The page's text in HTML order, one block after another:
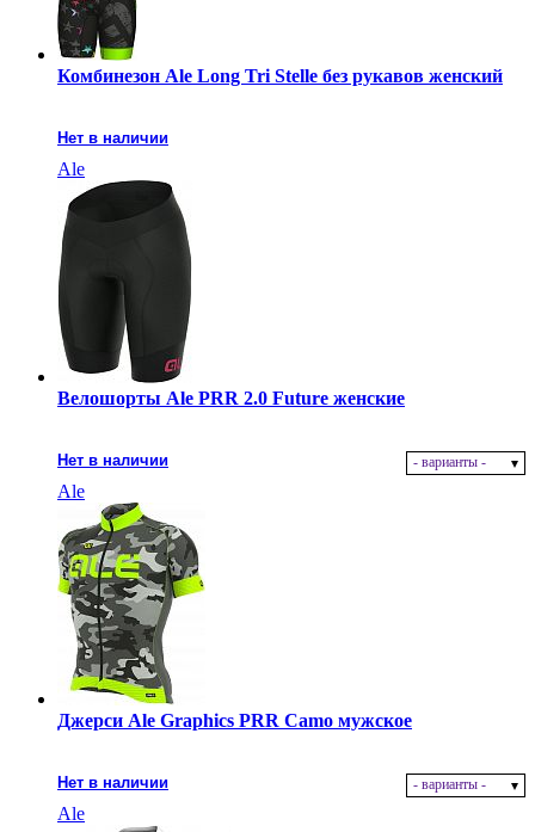
Комбинезон Ale Long Tri Stelle без рукавов женский
Нет в наличии
Ale
Велошорты Ale PRR 2.0 Future женские
Нет в наличии - варианты -
Ale
Джерси Ale Graphics PRR Camo мужское
Нет в наличии - варианты -
Ale